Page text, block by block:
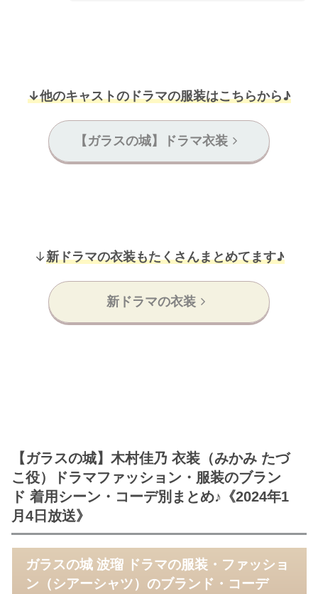
↓他のキャストのドラマの服装はこちらから♪
【ガラスの城】ドラマ衣装
↓新ドラマの衣装もたくさんまとめてます♪
新ドラマの衣装
【ガラスの城】木村佳乃 衣装（みかみ たづ
こ役）ドラマファッション・服装のブラン
ド 着用シーン・コーデ別まとめ♪《2024年1
月4日放送》
ガラスの城 波瑠 ドラマの服装・ファッショ
ン（シアーシャツ）のブランド・コーデ